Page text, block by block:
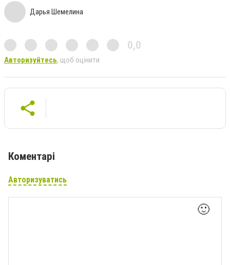
Дарья Шемелина
0,0
Авторизуйтесь, щоб оцінити
Коментарі
Авторизуватись
🙂